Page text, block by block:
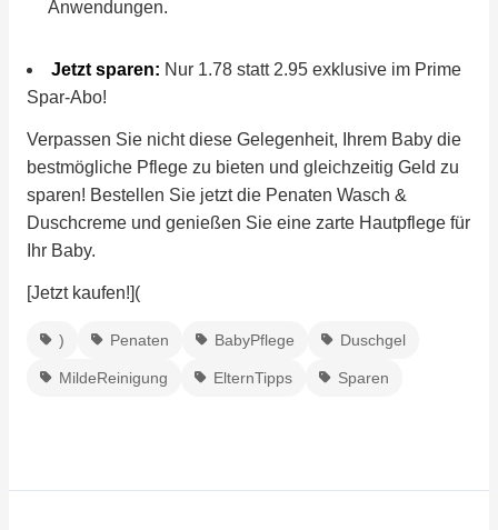
Anwendungen.
Jetzt sparen: Nur 1.78 statt 2.95 exklusive im Prime
Spar-Abo!
Verpassen Sie nicht diese Gelegenheit, Ihrem Baby die
bestmögliche Pflege zu bieten und gleichzeitig Geld zu
sparen! Bestellen Sie jetzt die Penaten Wasch &
Duschcreme und genießen Sie eine zarte Hautpflege für
Ihr Baby.
[Jetzt kaufen!](
) Penaten BabyPflege Duschgel
MildeReinigung ElternTipps Sparen